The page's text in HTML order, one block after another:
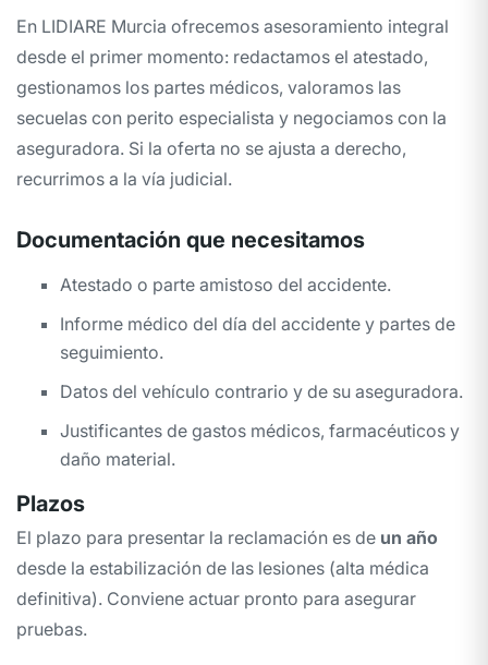
En LIDIARE Murcia ofrecemos asesoramiento integral
desde el primer momento: redactamos el atestado,
gestionamos los partes médicos, valoramos las
secuelas con perito especialista y negociamos con la
aseguradora. Si la oferta no se ajusta a derecho,
recurrimos a la vía judicial.
Documentación que necesitamos
Atestado o parte amistoso del accidente.
Informe médico del día del accidente y partes de
seguimiento.
Datos del vehículo contrario y de su aseguradora.
Justificantes de gastos médicos, farmacéuticos y
daño material.
Plazos
El plazo para presentar la reclamación es de un año
desde la estabilización de las lesiones (alta médica
definitiva). Conviene actuar pronto para asegurar
pruebas.